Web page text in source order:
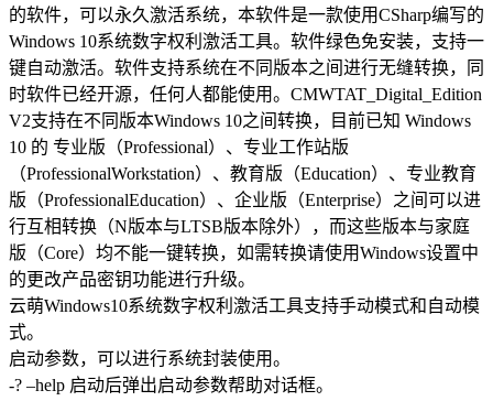
的软件，可以永久激活系统，本软件是一款使用CSharp编写的
Windows 10系统数字权利激活工具。软件绿色免安装，支持一
键自动激活。软件支持系统在不同版本之间进行无缝转换，同
时软件已经开源，任何人都能使用。CMWTAT_Digital_Edition
V2支持在不同版本Windows 10之间转换，目前已知 Windows
10 的 专业版（Professional）、专业工作站版
（ProfessionalWorkstation）、教育版（Education）、专业教育
版（ProfessionalEducation）、企业版（Enterprise）之间可以进
行互相转换（N版本与LTSB版本除外），而这些版本与家庭
版（Core）均不能一键转换，如需转换请使用Windows设置中
的更改产品密钥功能进行升级。
云萌Windows10系统数字权利激活工具支持手动模式和自动模
式。
启动参数，可以进行系统封装使用。
-? –help 启动后弹出启动参数帮助对话框。